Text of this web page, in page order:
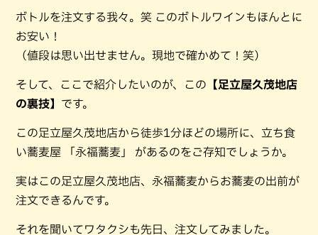
ボトルを注文する我々。笑 このボトルワインもほんとに
お安い！
（値段は思い出せません。現地で確かめて！笑）
そして、ここで紹介したいのが、この 【足立屋久茂地店
の裏技】 です。
この足立屋久茂地店から徒歩1分ほどの場所に、立ち食
い蕎麦屋 「永福蕎麦」 があるのをご存知でしょうか。
実はこの足立屋久茂地店、永福蕎麦からお蕎麦の出前が
注文できるんです。
それを聞いてワタクシも先日、注文してみました。